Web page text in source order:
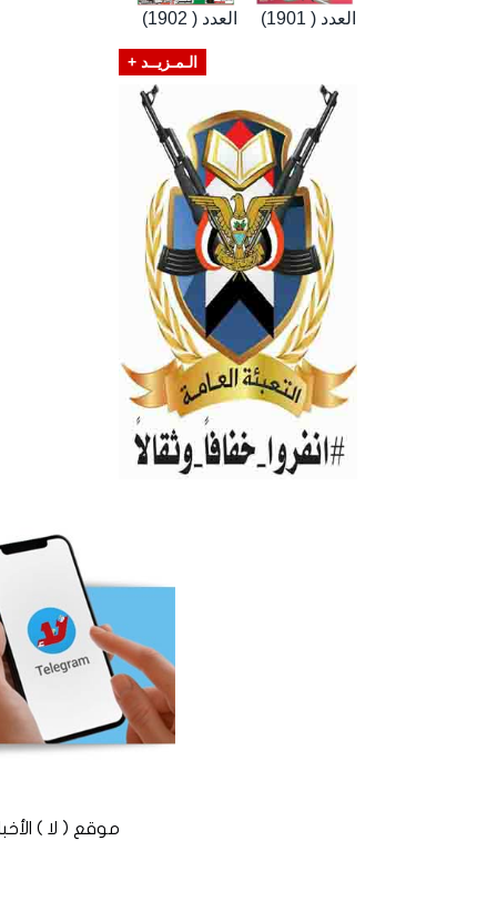
العدد ( 1902) العدد ( 1901)
الـمـزيــد +
موقع ( لا ) الأخباري المستقل ©